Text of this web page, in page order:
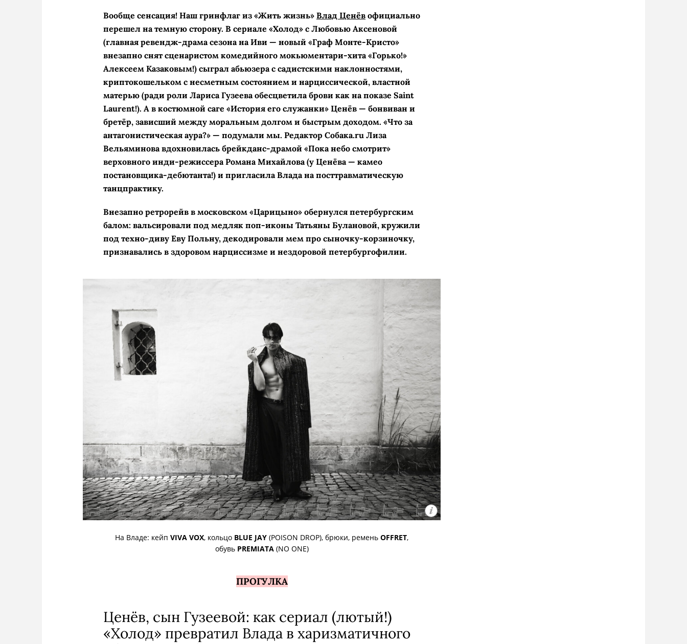
Вообще сенсация! Наш гринфлаг из «Жить жизнь» Влад Ценёв официально
перешел на темную сторону. В сериале «Холод» с Любовью Аксеновой
(главная ревендж-­драма сезона на Иви — новый «Граф Монте-­Кристо»
внезапно снят сценаристом комедийного мокьюментари-хита «Горько!»
Алексеем Казаковым!) сыграл абьюзера с садистскими наклонностями,
криптокошельком с несметным состоянием и нарциссической, властной
матерью (ради роли Лариса Гузеева обесцветила брови как на показе Saint
Laurent!). А в костюмной саге «История его служанки» Ценёв — бонвиван и
бретёр, зависший между моральным долгом и быстрым доходом. «Что за
антагонистическая аура?» — подумали мы. Редактор Собака.ru Лиза
Вельяминова вдохновилась брейкданс-­драмой «Пока небо смотрит»
верховного инди-режиссера Романа Михайлова (у Ценёва — камео
постановщика-дебютанта!) и пригласила Влада на посттравматическую
танцпрактику.
Внезапно ретрорейв в московском «Царицыно» обернулся петербургским
балом: вальсировали под медляк поп-иконы Татьяны Булановой, кружили
под техно-диву Еву Польну, декодировали мем про сыночку-­корзиночку,
признавались в здоровом нарциссизме и нездоровой петербургофилии.
На Владе: кейп VIVA VOX, кольцо BLUE JAY (POISON DROP), брюки, ремень OFFRET,
обувь PREMIATA(NO ONE)
ПРОГУЛКА
Ценёв, сын Гузеевой: как сериал (лютый!)
«Холод» превратил Влада в харизматичного